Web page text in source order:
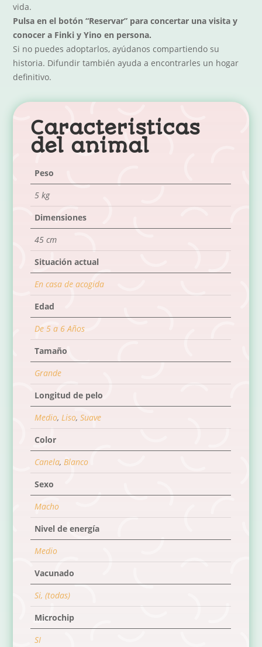
vida.
Pulsa en el botón “Reservar” para concertar una visita y
conocer a Finki y Yino en persona.
Si no puedes adoptarlos, ayúdanos compartiendo su
historia. Difundir también ayuda a encontrarles un hogar
definitivo.
Caracteristicas
del animal
Peso
5 kg
Dimensiones
45 cm
Situación actual
En casa de acogida
Edad
De 5 a 6 Años
Tamaño
Grande
Longitud de pelo
Medio, Liso,Suave
Color
Canela, Blanco
Sexo
Macho
Nivel de energía
Medio
Vacunado
Si, (todas)
Microchip
SI